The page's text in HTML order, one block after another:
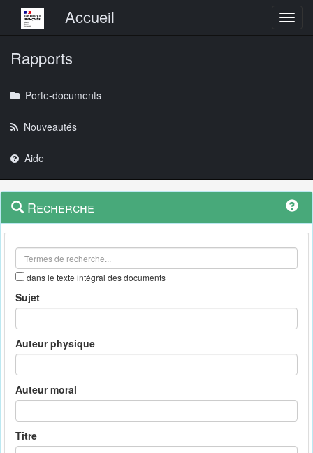
Menu principalAccueil
Rapports
Porte-documents
Nouveautés
Aide
Navigation
outils
Menu
contextuel
Recherche
dans le texte intégral des documents
Sujet
Auteur physique
Auteur moral
Titre